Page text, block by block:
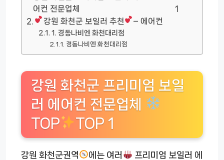
어컨 전문업체
1
강원 화천군 보일러 추천
– 에어컨
1. 경동나비엔 화천대리점
경동나비엔 화천대리점
강원 화천군 프리미엄 보일
러 에어컨 전문업체
TOP
TOP 1
강원 화천군권역 에는 여러
프리미엄 보일러 에